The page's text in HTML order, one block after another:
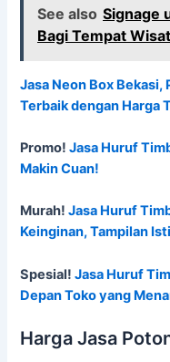
See also Signage
Bagi Tempat
Jasa Neon Box
Terbaik dengan Harga
Promo!Jasa Huruf
Makin Cuan!
Murah!Jasa Huruf
Keinginan, Tampilan
Spesial!Jasa Huruf
Depan Toko yang
Harga Jasa